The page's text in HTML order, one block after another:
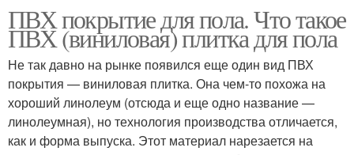
ПВХ покрытие для пола. Что такое
ПВХ (виниловая) плитка для пола
Не так давно на рынке появился еще один вид ПВХ
покрытия — виниловая плитка. Она чем-то похожа на
хороший линолеум (отсюда и еще одно название —
линолеумная), но технология производства отличается,
как и форма выпуска. Этот материал нарезается на